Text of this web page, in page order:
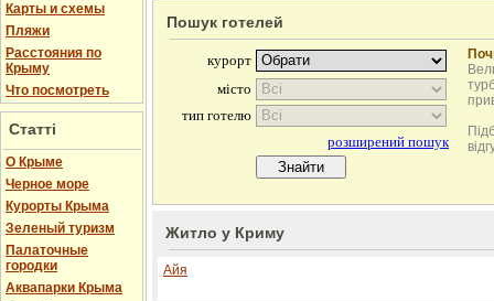
Карты и схемы
Пляжи
Расстояния по
Крыму
Что посмотреть
Статті
О Крыме
Черное море
Курорты Крыма
Зеленый туризм
Палаточные
городки
Аквапарки Крыма
Пошук готелей
Житло у Криму
Айя